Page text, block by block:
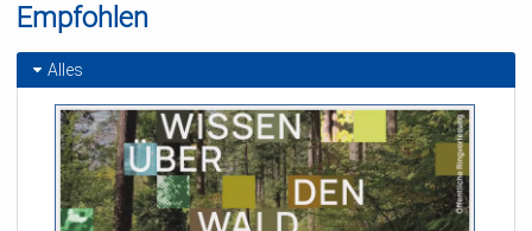
Fakultät für Biologie, CIBSS – Centre for Integrative Biological
Signalling Studies und Verein zur Förderung der Fakultät für
Biologie an der Universität Freiburg e.V. in Kooperation mit dem
Studium generale und der Katholischen Akademie der Erzdiözese
Freiburg
Referent/in:
Prof. Dr. Dr. Urs Niggli
(Präsident des Instituts für
Agrarökologie, Aarau, Schweiz)
Empfohlen
Alles